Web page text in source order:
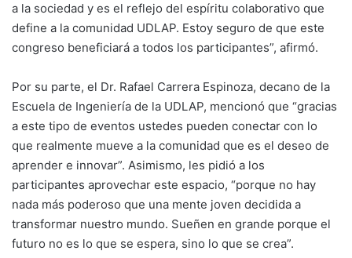
a la sociedad y es el reflejo del espíritu colaborativo que
define a la comunidad UDLAP. Estoy seguro de que este
congreso beneficiará a todos los participantes”, afirmó.
Por su parte, el Dr. Rafael Carrera Espinoza, decano de la
Escuela de Ingeniería de la UDLAP, mencionó que “gracias
a este tipo de eventos ustedes pueden conectar con lo
que realmente mueve a la comunidad que es el deseo de
aprender e innovar”. Asimismo, les pidió a los
participantes aprovechar este espacio, “porque no hay
nada más poderoso que una mente joven decidida a
transformar nuestro mundo. Sueñen en grande porque el
futuro no es lo que se espera, sino lo que se crea”.